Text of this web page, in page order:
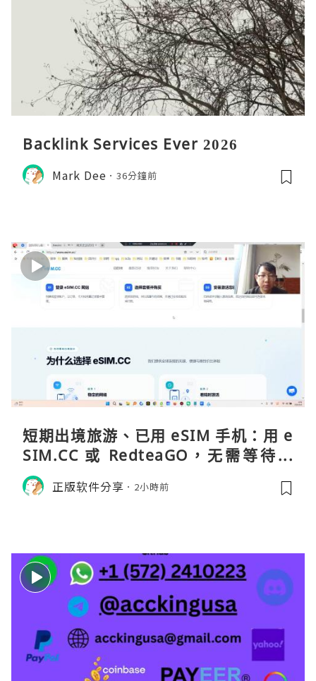
Backlink Services Ever 2026
Mark Dee 36分鐘前
短期出境旅游、已用 eSIM 手机：用 e
SIM.CC 或 RedteaGO，无需等待收
货。需要“当地号码 + 通话短信”（如
打车、外卖、客户联络）：优先 Redt
正版软件分享 2小時前